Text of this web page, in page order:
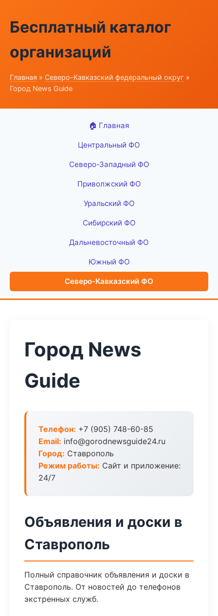
Бесплатный каталог
организаций
Главная » Северо-Кавказский федеральный округ »
Город News Guide
🏠 Главная
Центральный ФО
Северо-Западный ФО
Приволжский ФО
Уральский ФО
Сибирский ФО
Дальневосточный ФО
Южный ФО
Северо-Кавказский ФО
Город News
Guide
Телефон: +7 (905) 748-60-85
Email: info@gorodnewsguide24.ru
Город: Ставрополь
Режим работы: Сайт и приложение:
24/7
Объявления и доски в
Ставрополь
Полный справочник объявления и доски в
Ставрополь. От новостей до телефонов
экстренных служб.